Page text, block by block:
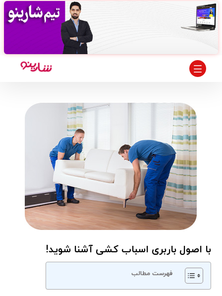
با اصول باربری اسباب کشی آشنا شوید!
فهرست مطالب